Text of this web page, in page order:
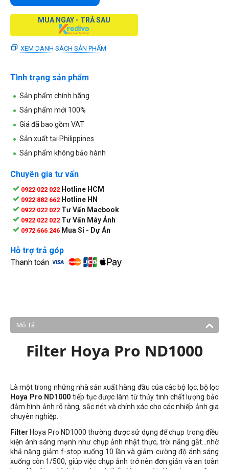
MUA NGAY - TRẢ SAU
XEM DANH SÁCH SẢN PHẨM
Tình trạng sản phẩm
Sản phẩm chính hãng
Sản phẩm mới 100%
Giá đã bao gồm VAT
Sản xuất tại Philippines
Sản phẩm không bảo hành
Chuyên gia tư vấn
0922 022 022 Hotline HCM
0922 882 662 Hotline HN
0922 022 022 Tư Vấn Macbook
0922 022 022 Tư Vấn Máy Ảnh
0972 666 246 Mua Sỉ - Dự Án
Hỗ trợ trả góp
Mô Tả
Filter Hoya Pro ND1000
Là một trong những nhà sản xuất hàng đầu của các bộ lọc, bộ lọc
Hoya Pro ND1000 tiếp tục được làm từ thủy tinh chất lượng bảo
đảm hình ảnh rõ ràng, sắc nét và chính xác cho các nhiếp ảnh gia
chuyên nghiệp.
Filter Hoya Pro ND1000 thường được sử dụng để chụp trong điều
kiện ánh sáng mạnh như chụp ảnh nhật thực, trời nắng gắt...nhờ
khả năng giảm f-stop xuống 10 lần và giảm cường độ ánh sáng
xuống còn 1/500, giúp việc chụp ảnh trở nên đơn giản và an toàn